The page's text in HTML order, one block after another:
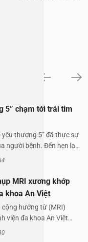
5” chạm tới trái tim
yêu thương 5” đã thực sự
người bệnh. Đến hẹn lại
MRI xương khớp
khoa An Việt
cộng hưởng từ (MRI)
viện đa khoa An Việt